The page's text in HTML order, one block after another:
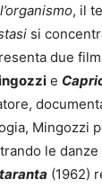
, il
si
due
e
Mingozzi
le
(1962)